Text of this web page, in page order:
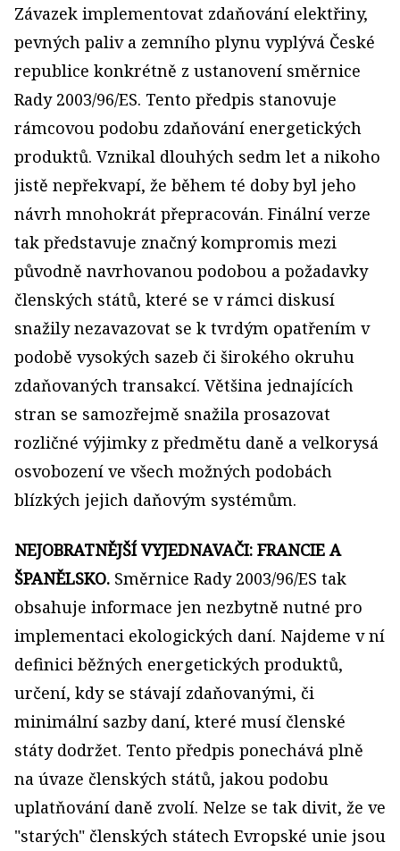
Závazek implementovat zdaňování elektřiny,
pevných paliv a zemního plynu vyplývá České
republice konkrétně z ustanovení směrnice
Rady 2003/96/ES. Tento předpis stanovuje
rámcovou podobu zdaňování energetických
produktů. Vznikal dlouhých sedm let a nikoho
jistě nepřekvapí, že během té doby byl jeho
návrh mnohokrát přepracován. Finální verze
tak představuje značný kompromis mezi
původně navrhovanou podobou a požadavky
členských států, které se v rámci diskusí
snažily nezavazovat se k tvrdým opatřením v
podobě vysokých sazeb či širokého okruhu
zdaňovaných transakcí. Většina jednajících
stran se samozřejmě snažila prosazovat
rozličné výjimky z předmětu daně a velkorysá
osvobození ve všech možných podobách
blízkých jejich daňovým systémům.
NEJOBRATNĚJŠÍ VYJEDNAVAČI: FRANCIE A
ŠPANĚLSKO. Směrnice Rady 2003/96/ES tak
obsahuje informace jen nezbytně nutné pro
implementaci ekologických daní. Najdeme v ní
definici běžných energetických produktů,
určení, kdy se stávají zdaňovanými, či
minimální sazby daní, které musí členské
státy dodržet. Tento předpis ponechává plně
na úvaze členských států, jakou podobu
uplatňování daně zvolí. Nelze se tak divit, že ve
"starých" členských státech Evropské unie jsou